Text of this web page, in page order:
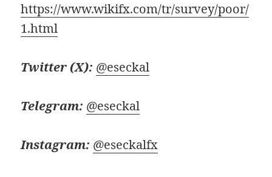
https://www.wikifx.com/tr/survey/poor/
1.html
Twitter (X): @eseckal
Telegram: @eseckal
Instagram: @eseckalfx